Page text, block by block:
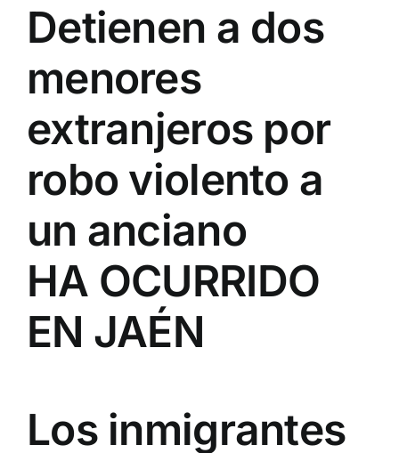
Detienen a dos
menores
extranjeros por
robo violento a
un anciano
HA OCURRIDO
EN JAÉN
Los inmigrantes